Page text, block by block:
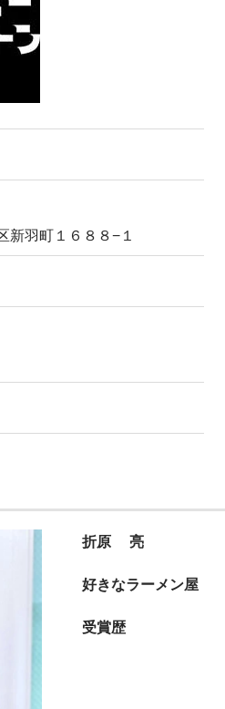
新羽町１６８８−１
折原 亮
好きなラーメン屋
受賞歴